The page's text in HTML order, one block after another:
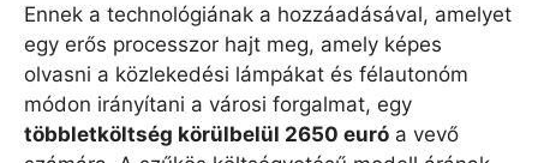
Ennek a technológiának a hozzáadásával, amelyet
egy erős processzor hajt meg, amely képes
olvasni a közlekedési lámpákat és félautonóm
módon irányítani a városi forgalmat, egy
többletköltség körülbelül 2650 euró a vevő